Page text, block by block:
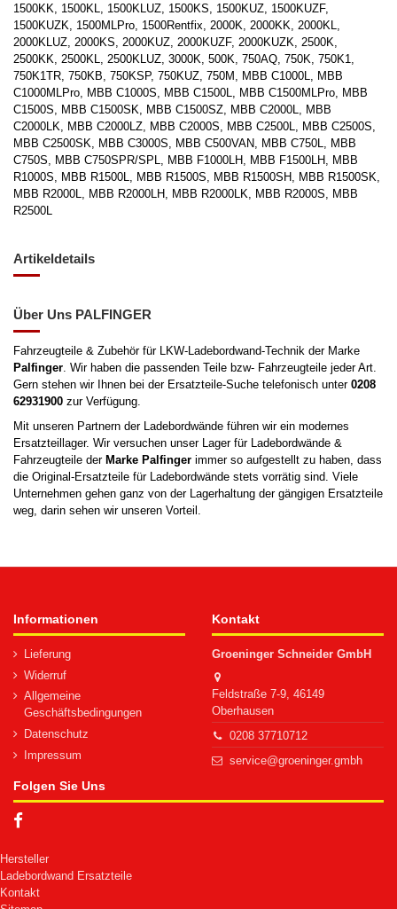
1500KK, 1500KL, 1500KLUZ, 1500KS, 1500KUZ, 1500KUZF,
1500KUZK, 1500MLPro, 1500Rentfix, 2000K, 2000KK, 2000KL,
2000KLUZ, 2000KS, 2000KUZ, 2000KUZF, 2000KUZK, 2500K,
2500KK, 2500KL, 2500KLUZ, 3000K, 500K, 750AQ, 750K, 750K1,
750K1TR, 750KB, 750KSP, 750KUZ, 750M, MBB C1000L, MBB
C1000MLPro, MBB C1000S, MBB C1500L, MBB C1500MLPro, MBB
C1500S, MBB C1500SK, MBB C1500SZ, MBB C2000L, MBB
C2000LK, MBB C2000LZ, MBB C2000S, MBB C2500L, MBB C2500S,
MBB C2500SK, MBB C3000S, MBB C500VAN, MBB C750L, MBB
C750S, MBB C750SPR/SPL, MBB F1000LH, MBB F1500LH, MBB
R1000S, MBB R1500L, MBB R1500S, MBB R1500SH, MBB R1500SK,
MBB R2000L, MBB R2000LH, MBB R2000LK, MBB R2000S, MBB
R2500L
Artikeldetails
Über Uns PALFINGER
Fahrzeugteile & Zubehör für LKW-Ladebordwand-Technik der Marke
Palfinger . Wir haben die passenden Teile bzw- Fahrzeugteile jeder Art.
Gern stehen wir Ihnen bei der Ersatzteile-Suche telefonisch unter 0208
62931900 zur Verfügung.
Mit unseren Partnern der Ladebordwände führen wir ein modernes
Ersatzteillager. Wir versuchen unser Lager für Ladebordwände &
Fahrzeugteile der Marke Palfinger immer so aufgestellt zu haben, dass
die Original-Ersatzteile für Ladebordwände stets vorrätig sind. Viele
Unternehmen gehen ganz von der Lagerhaltung der gängigen Ersatzteile
weg, darin sehen wir unseren Vorteil.
Informationen
Lieferung
Widerruf
Allgemeine
Geschäftsbedingungen
Datenschutz
Impressum
Kontakt
Groeninger Schneider GmbH
Feldstraße 7-9, 46149
Oberhausen
0208 37710712
service@groeninger.gmbh
Folgen Sie Uns
Hersteller
Ladebordwand Ersatzteile
Kontakt